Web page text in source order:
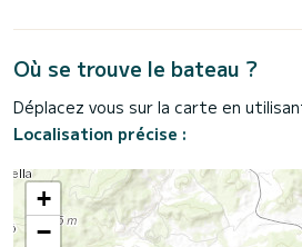
Où se trouve le bateau ?
Déplacez vous sur la carte en
Localisation précise :
+
−